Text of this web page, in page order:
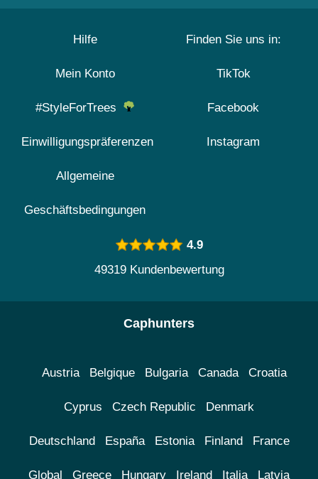
Hilfe
Mein Konto
#StyleForTrees
Einwilligungspräferenzen
Allgemeine
Geschäftsbedingungen
Finden Sie uns in:
TikTok
Facebook
Instagram
4.9
49319 Kundenbewertung
Caphunters
Austria Belgique Bulgaria Canada Croatia
Cyprus Czech Republic Denmark
Deutschland España Estonia Finland France
Global Greece Hungary Ireland Italia Latvia